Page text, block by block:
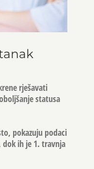
rješavati
statusa
pokazuju podaci
dok ih je 1. travnja